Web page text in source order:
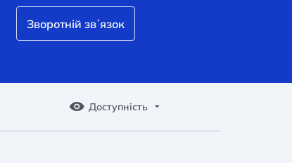
Зворотній звʼязок
Доступність